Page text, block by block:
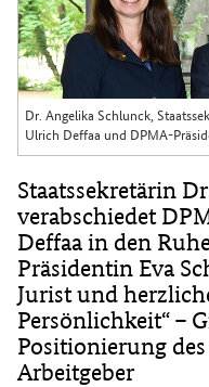
Dr. Angelika Schlunck,
Ulrich Deffaa und DPMA-
Staatssekretärin
verabschiedet
Deffaa in den
Präsidentin Eva
Jurist und
Persönlichkeit“ –
Positionierung
Arbeitgeber